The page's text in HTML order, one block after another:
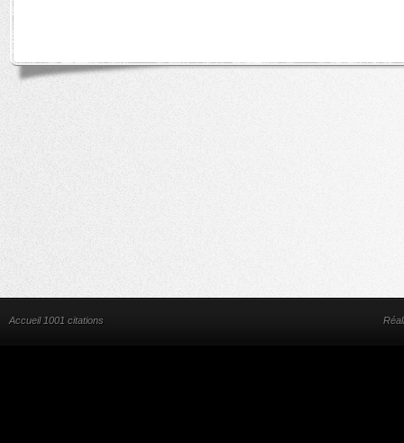
Accueil 1001 citations